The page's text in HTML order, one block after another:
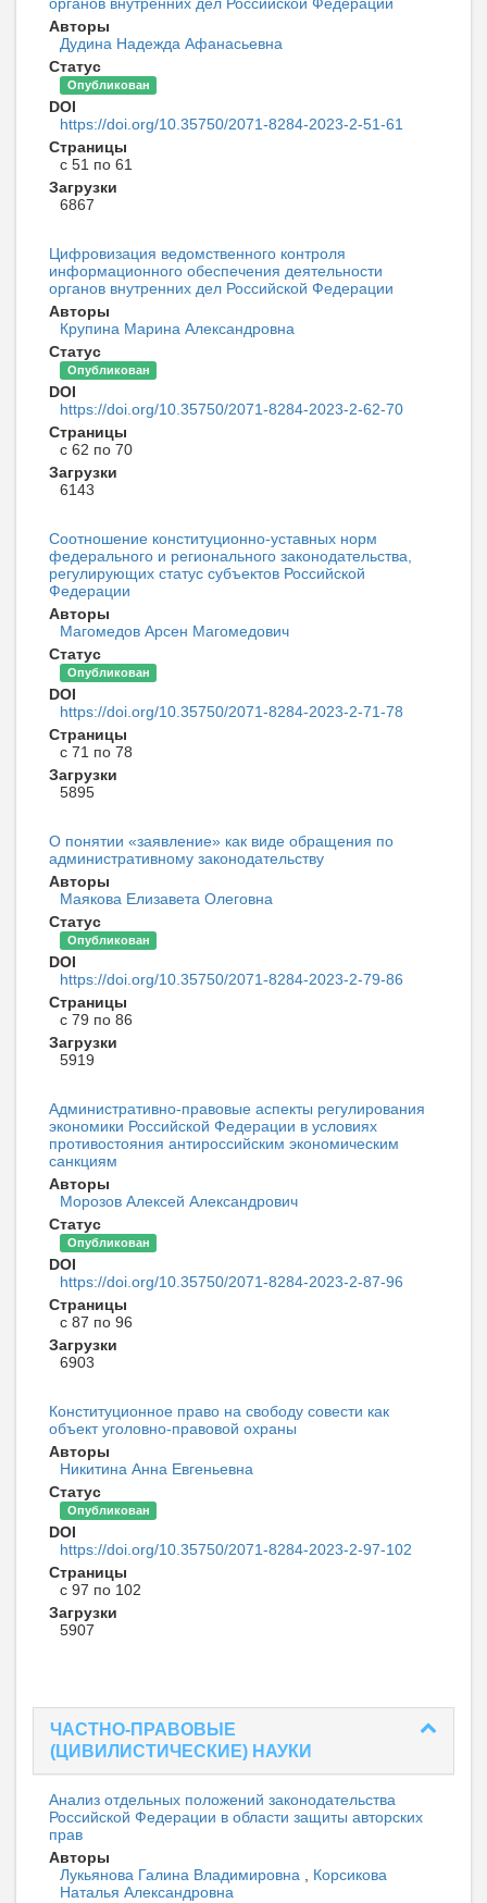
Авторы
Дудина Надежда Афанасьевна
Статус
Опубликован
DOI
https://doi.org/10.35750/2071-8284-2023-2-51-61
Страницы
с 51 по 61
Загрузки
6867
Цифровизация ведомственного контроля
информационного обеспечения деятельности
органов внутренних дел Российской Федерации
Авторы
Крупина Марина Александровна
Статус
Опубликован
DOI
https://doi.org/10.35750/2071-8284-2023-2-62-70
Страницы
с 62 по 70
Загрузки
6143
Соотношение конституционно-уставных норм
федерального и регионального законодательства,
регулирующих статус субъектов Российской
Федерации
Авторы
Магомедов Арсен Магомедович
Статус
Опубликован
DOI
https://doi.org/10.35750/2071-8284-2023-2-71-78
Страницы
с 71 по 78
Загрузки
5895
О понятии «заявление» как виде обращения по
административному законодательству
Авторы
Маякова Елизавета Олеговна
Статус
Опубликован
DOI
https://doi.org/10.35750/2071-8284-2023-2-79-86
Страницы
с 79 по 86
Загрузки
5919
Административно-правовые аспекты регулирования
экономики Российской Федерации в условиях
противостояния антироссийским экономическим
санкциям
Авторы
Морозов Алексей Александрович
Статус
Опубликован
DOI
https://doi.org/10.35750/2071-8284-2023-2-87-96
Страницы
с 87 по 96
Загрузки
6903
Конституционное право на свободу совести как
объект уголовно-правовой охраны
Авторы
Никитина Анна Евгеньевна
Статус
Опубликован
DOI
https://doi.org/10.35750/2071-8284-2023-2-97-102
Страницы
с 97 по 102
Загрузки
5907
ЧАСТНО-ПРАВОВЫЕ
(ЦИВИЛИСТИЧЕСКИЕ) НАУКИ
Анализ отдельных положений законодательства
Российской Федерации в области защиты авторских
прав
Авторы
Лукьянова Галина Владимировна
Корсикова
Наталья Александровна